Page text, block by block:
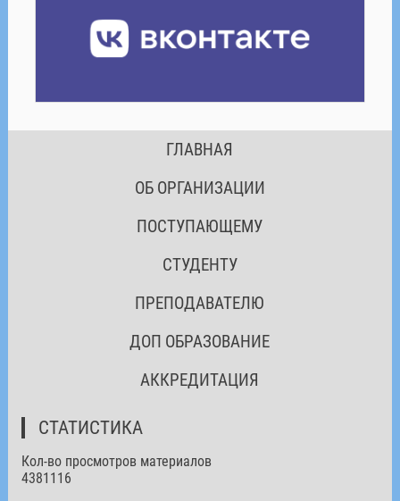
ГЛАВНАЯ
ОБ ОРГАНИЗАЦИИ
ПОСТУПАЮЩЕМУ
СТУДЕНТУ
ПРЕПОДАВАТЕЛЮ
ДОП ОБРАЗОВАНИЕ
АККРЕДИТАЦИЯ
СТАТИСТИКА
Кол-во просмотров материалов
4381116